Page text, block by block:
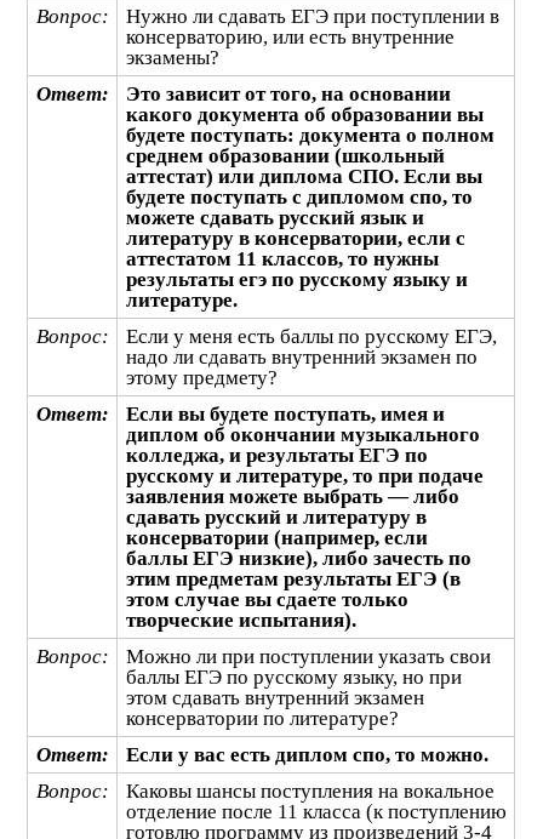
Вопрос:
Нужно ли сдавать ЕГЭ при поступлении в
консерваторию, или есть внутренние
экзамены?
Ответ:
Это зависит от того, на основании
какого документа об образовании вы
будете поступать: документа о полном
среднем образовании (школьный
аттестат) или диплома СПО. Если вы
будете поступать с дипломом спо, то
можете сдавать русский язык и
литературу в консерватории, если с
аттестатом 11 классов, то нужны
результаты егэ по русскому языку и
литературе.
Вопрос:
Если у меня есть баллы по русскому ЕГЭ,
надо ли сдавать внутренний экзамен по
этому предмету?
Ответ:
Если вы будете поступать, имея и
диплом об окончании музыкального
колледжа, и результаты ЕГЭ по
русскому и литературе, то при подаче
заявления можете выбрать — либо
сдавать русский и литературу в
консерватории (например, если
баллы ЕГЭ низкие), либо зачесть по
этим предметам результаты ЕГЭ (в
этом случае вы сдаете только
творческие испытания).
Вопрос:
Можно ли при поступлении указать свои
баллы ЕГЭ по русскому языку, но при
этом сдавать внутренний экзамен
консерватории по литературе?
Ответ:
Если у вас есть диплом спо, то можно.
Вопрос:
Каковы шансы поступления на вокальное
отделение после 11 класса (к поступлению
готовлю программу из произведений 3-4